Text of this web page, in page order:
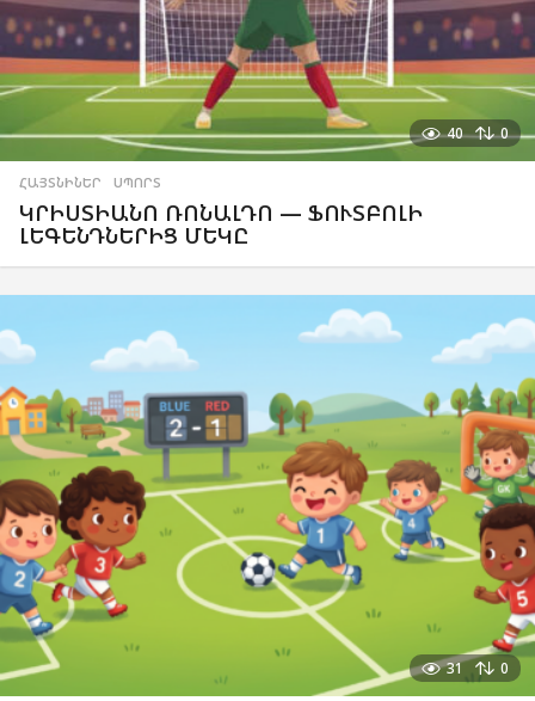
40 0
ՀԱՅՏՆԻՆԵՐ ,ՍՊՈՐՏ
ԿՐԻՍՏԻԱՆՈ ՌՈՆԱԼԴՈ — ՖՈՒՏԲՈԼԻ
ԼԵԳԵՆԴՆԵՐԻՑ ՄԵԿԸ
31 0